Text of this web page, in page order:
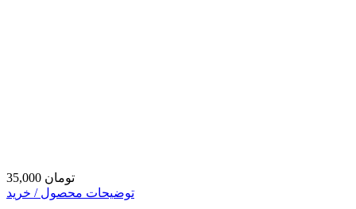
35,000 تومان
توضیحات محصول / خرید